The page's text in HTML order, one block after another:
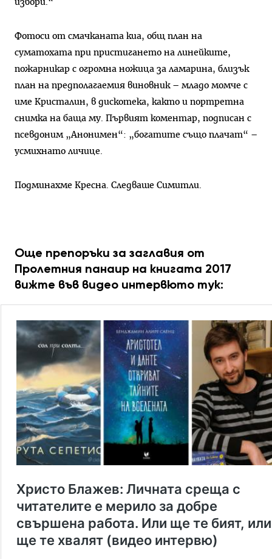
избори.“
Фотоси от смачканата киа, общ план на
суматохата при пристигането на линейките,
пожарникар с огромна ножица за ламарина, близък
план на предполагаемия виновник – младо момче с
име Кристалин, в дискотека, както и портретна
снимка на баща му. Първият коментар, подписан с
псевдоним „Анонимен“: „богатите също плачат“ –
усмихнато личице.
Подминахме Кресна. Следваше Симитли.
Още препоръки за заглавия от
Пролетния панаир на книгата 2017
вижте във видео интервюто тук: